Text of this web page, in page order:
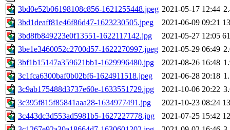
3bd0e52b06198108c856-1621255448.jpeg 2021-05-17 12:44
3bd1deaff81e46f86d47-1623230505.jpeg
2021-06-09 09:21
3bd8fb849223e0f13551-1622117142.jpg
2021-05-27 12:05
3be1e3460052c2700d57-1622270997.jpeg 2021-05-29 06:49
3bf1b15147a359621bb1-1629996480.jpg
2021-08-26 16:48
3c1fca6300baf0b02bf6-1624911518.jpeg
2021-06-28 20:18
3c9ab175488d3737e60e-1633551729.jpg
2021-10-06 20:22
3c395f815f85841aaa28-1634977491.jpg
2021-10-23 08:24
3c443dc3d553ad5981b5-1627227778.jpg
2021-07-25 15:42